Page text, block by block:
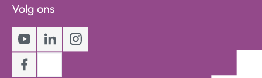
Volg ons
Youtube
LinkedInInstagram
Facebook